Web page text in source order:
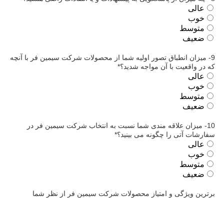
عالی
خوب
متوسط
ضعیف
9- میزان انطباق تصور اولیه شما از محصولات شرکت سیمین فر با آنچه
که در واقعیت با آن مواجه شدید؟*
عالی
خوب
متوسط
ضعیف
10- میزان علاقه مندی شما نسبت به انتخاب شرکت سیمین فر در
سفارشات آتی را چگونه می بینید؟*
عالی
خوب
متوسط
ضعیف
برترین ویژگی و امتیاز محصولات شرکت سیمین فر از نظر شما